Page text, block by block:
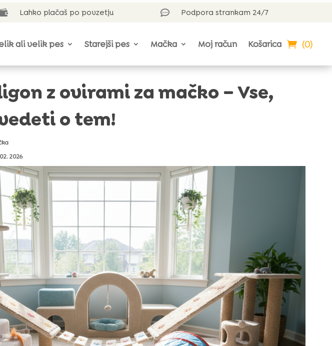
Lahko plačaš po povzetju  Podpora strankam 24/7
ali velik pes Starejši pes Mačka Moj račun Košarica (0)
z ovirami za mačko – Vse,
o tem!
2026